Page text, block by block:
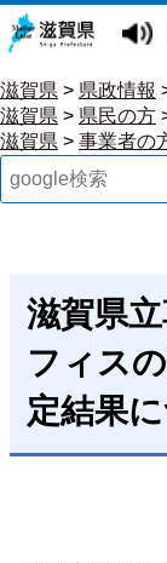
滋賀県 > 県政情報
滋賀県 > 県民の方
滋賀県 > 事業者の
滋賀県
フィス
定結果